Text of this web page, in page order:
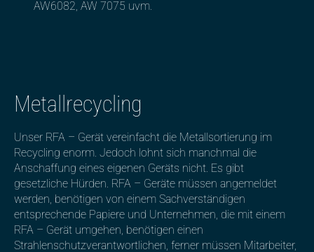
AW6082, AW 7075 uvm.
Metallrecycling
Unser RFA – Gerät vereinfacht die Metallsortierung im
Recycling enorm. Jedoch lohnt sich manchmal die
Anschaffung eines eigenen Geräts nicht. Es gibt
gesetzliche Hürden. RFA – Geräte müssen angemeldet
werden, benötigen von einem Sachverständigen
entsprechende Papiere und Unternehmen, die mit einem
RFA – Gerät umgehen, benötigen einen
Strahlenschutzverantwortlichen, ferner müssen Mitarbeiter,